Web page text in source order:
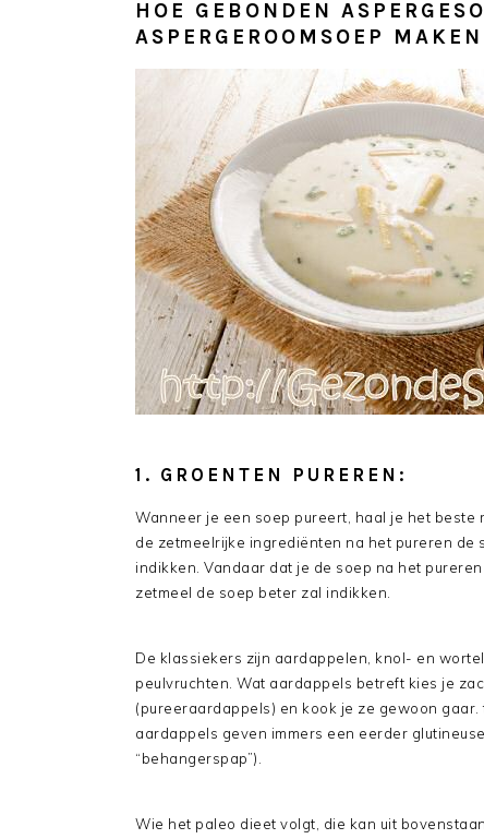
HOE GEBONDEN
ASPERGEROOMSOEP
1. GROENTEN PUREREN:
Wanneer je een soep pureert, haal je het
de zetmeelrijke ingrediënten na het pureren de
indikken. Vandaar dat je de soep na het
zetmeel de soep beter zal indikken.
De klassiekers zijn aardappelen, knol- en
peulvruchten. Wat aardappels betreft kies je
(pureeraardappels) en kook je ze gewoon
aardappels geven immers een eerder
“behangerspap”).
Wie het paleo dieet volgt, die kan uit